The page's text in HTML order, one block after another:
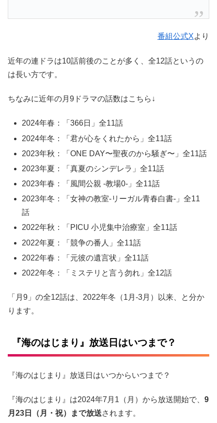
番組公式Xより
近年の連ドラは10話前後のことが多く、全12話というの
は長い方です。
ちなみに近年の月9ドラマの話数はこちら↓
2024年春：「366日」全11話
2024年冬：「君が心をくれたから」全11話
2023年秋：「ONE DAY〜聖夜のから騒ぎ〜」全11話
2023年夏：「真夏のシンデレラ」全11話
2023年春：「風間公親 -教場0-」全11話
2023年冬：「女神の教室-リーガル青春白書-」全11
話
2022年秋：「PICU 小児集中治療室」全11話
2022年夏：「競争の番人」全11話
2022年春：「元彼の遺言状」全11話
2022年冬：「ミステリと言う勿れ」全12話
「月9」の全12話は、2022年冬（1月-3月）以来、と分か
ります。
『海のはじまり』放送日はいつまで？
『海のはじまり』放送日はいつからいつまで？
『海のはじまり』は2024年7月1（月）から放送開始で、 9
月23日（月・祝）まで放送されます。